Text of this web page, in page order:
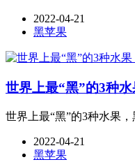
2022-04-21
黑苹果
世界上最“黑”的3种
世界上最“黑”的3种水果
2022-04-21
黑苹果